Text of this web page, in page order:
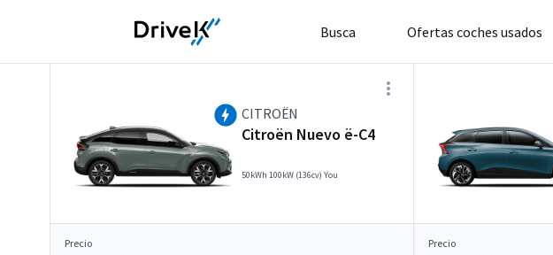
Busca Ofertas coches usados
CITROËN
Citroën Nuevo ë-C4
50kWh 100kW (136cv) You
Precio Precio